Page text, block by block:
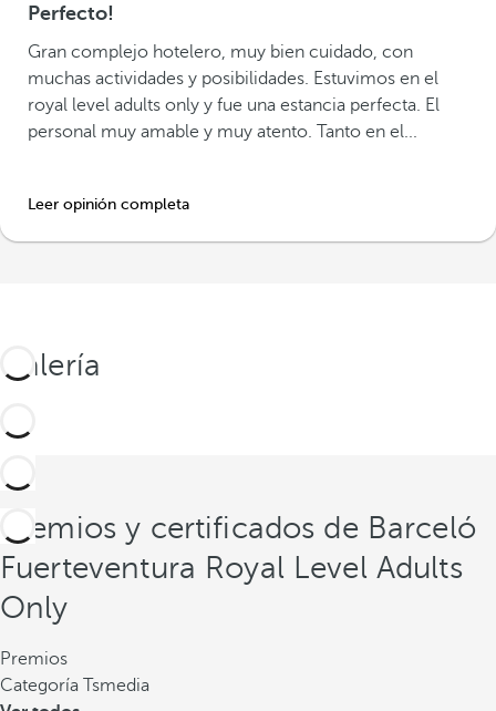
Perfecto!
Gran complejo hotelero, muy bien cuidado, con
muchas actividades y posibilidades. Estuvimos en el
royal level adults only y fue una estancia perfecta. El
personal muy amable y muy atento. Tanto en el...
Leer opinión completa
Galería
Premios y certificados de Barceló
Fuerteventura Royal Level Adults
Only
Premios
Categoría Tsmedia